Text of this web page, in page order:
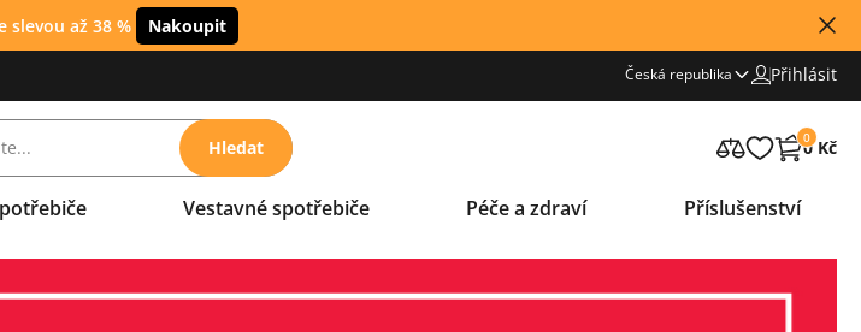
slevou až 38 % Nakoupit
Česká republika Přihlásit
Hledat 0
0 Kč
Vestavné spotřebiče Péče a zdraví Příslušenství